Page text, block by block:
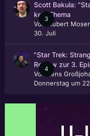
3
Scott Bakula:
kein Thema
Von
Hubert Moser
30. Juli
4
"Star Trek:
Review zur 3.
Von
Jens
Donnerstag um